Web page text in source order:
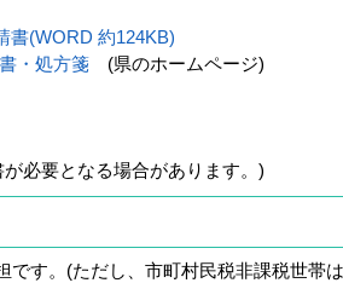
書(WORD 約124KB)
・処方箋 (県のホームページ)
必要となる場合があります。)
です。(ただし、市町村民税非課税世帯